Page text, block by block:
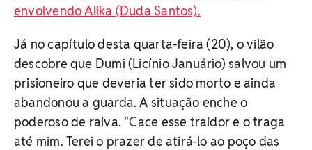
envolvendo Alika (Duda Santos).
Já no capítulo desta quarta-feira (20), o vilão
descobre que Dumi (Licínio Januário) salvou um
prisioneiro que deveria ter sido morto e ainda
abandonou a guarda. A situação enche o
poderoso de raiva. "Cace esse traidor e o traga
até mim. Terei o prazer de atirá-lo ao poço das